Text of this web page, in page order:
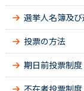
選挙人名簿及
投票の方法
期日前投票制度
不在者投票制度